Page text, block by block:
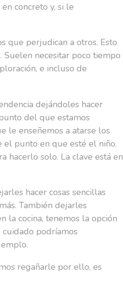
concreto y, si le
que perjudican a otros. Esto
necesitar poco tiempo
e incluso de
dejándoles hacer
del que estamos
le enseñemos a atarse los
el punto en que esté el niño.
hacerlo solo. La clave está en
hacer cosas sencillas
También dejarles
la cocina, tenemos la opción
podríamos
regañarle por ello, es